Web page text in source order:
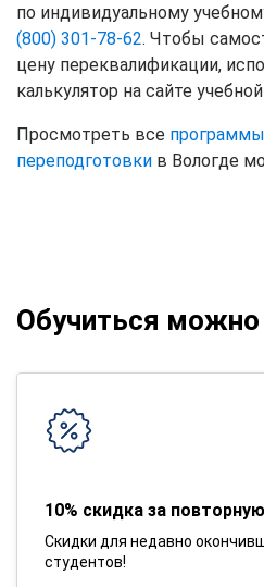
по индивидуальному
(800) 301-78-62. Чтобы
цену переквалификации,
калькулятор на сайте
Просмотреть все
переподготовки в Вологде
Обучиться
10% скидка за
Скидки для недавно
студентов!